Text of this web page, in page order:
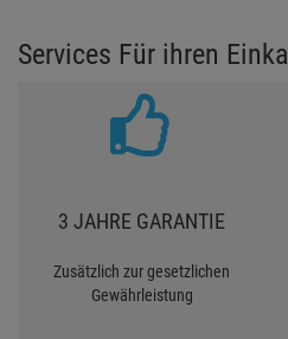
Services Für ihren
3 JAHRE GARANTIE
Zusätzlich zur gesetzlichen
Gewährleistung